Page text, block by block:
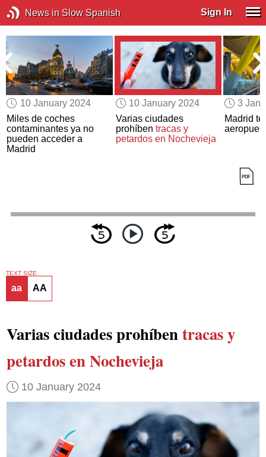
News in Slow Spanish Sign In
10 January 2024
Miles de coches
contaminantes ya no
pueden acceder a
Madrid
10 January 2024
Varias ciudades
prohíben tracas y
petardos en Nochevieja
3
Madrid
TEXT SIZE
aa AA
Varias ciudades prohíbentracas y
petardos en Nochevieja
10 January 2024